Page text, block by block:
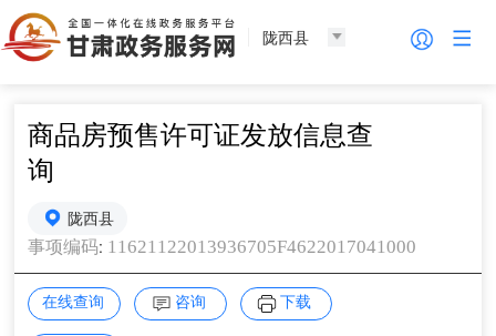
陇西县
商品房预售许可证发放信息查
询
陇西县
事项编码: 11621122013936705F4622017041000
在线查询 咨询 下载